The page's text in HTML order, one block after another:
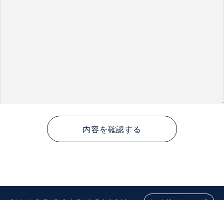
内容を確認する